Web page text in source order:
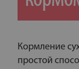
Кормление
простой